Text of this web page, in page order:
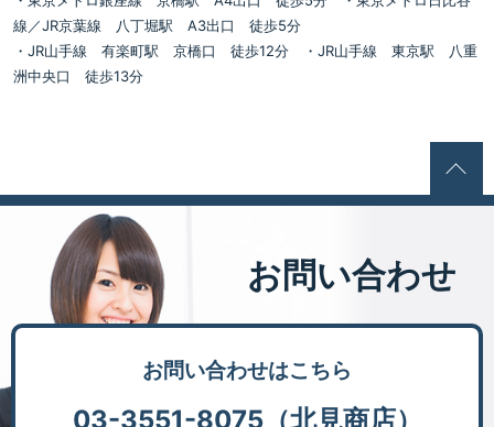
線／JR京葉線 八丁堀駅 A3出口 徒歩5分
・JR山手線 有楽町駅 京橋口 徒歩12分 ・JR山手線 東京駅 八重
洲中央口 徒歩13分
お問い合わせ
お問い合わせはこちら
03-3551-8075（北見商店）